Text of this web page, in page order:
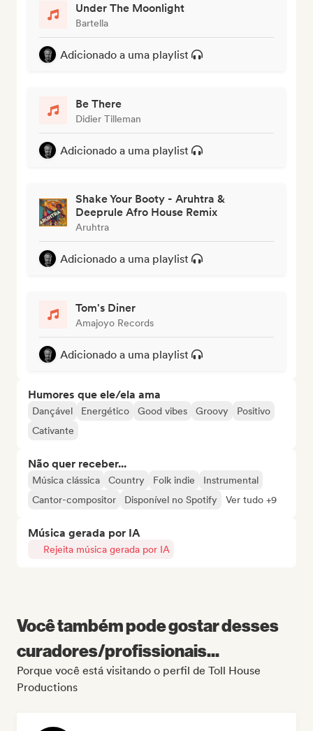
Under The Moonlight
Bartella
Adicionado a uma playlist
Be There
Didier Tilleman
Adicionado a uma playlist
Shake Your Booty - Aruhtra &
Deeprule Afro House Remix
Aruhtra
Adicionado a uma playlist
Tom's Diner
Amajoyo Records
Adicionado a uma playlist
Humores que ele/ela ama
Dançável Energético Good vibes Groovy
Positivo
Cativante
Não quer receber...
Música clássica Country Folk indie
Instrumental
Cantor-compositor
Disponível no Spotify Ver tudo +9
Música gerada por IA
Rejeita música gerada por IA
Você também pode gostar desses
curadores/profissionais...
Porque você está visitando o perfil de Toll House
Productions